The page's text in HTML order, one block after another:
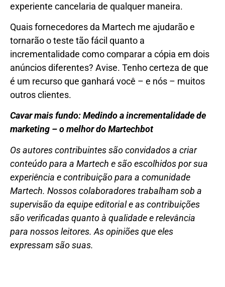
experiente cancelaria de qualquer maneira.
Quais fornecedores da Martech me ajudarão e
tornarão o teste tão fácil quanto a
incrementalidade como comparar a cópia em dois
anúncios diferentes? Avise. Tenho certeza de que
é um recurso que ganhará você – e nós – muitos
outros clientes.
Cavar mais fundo: Medindo a incrementalidade de
marketing – o melhor do Martechbot
Os autores contribuintes são convidados a criar
conteúdo para a Martech e são escolhidos por sua
experiência e contribuição para a comunidade
Martech. Nossos colaboradores trabalham sob a
supervisão da equipe editorial e as contribuições
são verificadas quanto à qualidade e relevância
para nossos leitores. As opiniões que eles
expressam são suas.